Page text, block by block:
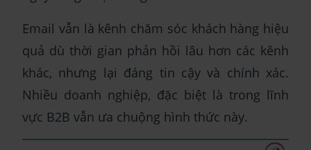
Email vẫn là kênh chăm sóc khách hàng hiệu
quả dù thời gian phản hồi lâu hơn các kênh
khác, nhưng lại đáng tin cậy và chính xác.
Nhiều doanh nghiệp, đặc biệt là trong lĩnh
vực B2B vẫn ưa chuộng hình thức này.